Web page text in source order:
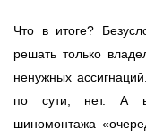
Что в итоге?
решать только
ненужных
по сути, нет. А
шиномонтажа